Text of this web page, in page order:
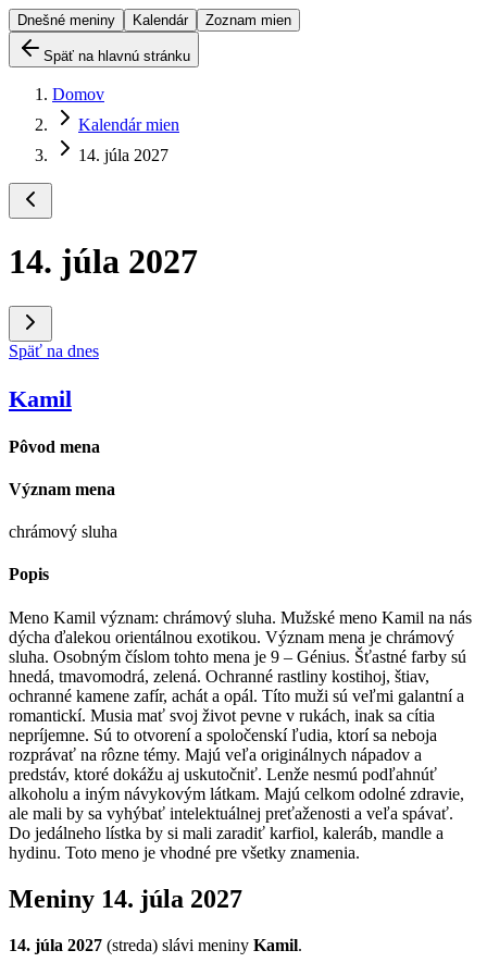
Dnešné meniny Kalendár Zoznam mien
Späť na hlavnú stránku
Domov
Kalendár mien
14. júla 2027
14. júla 2027
Späť na dnes
Kamil
Pôvod mena
Význam mena
chrámový sluha
Popis
Meno Kamil význam: chrámový sluha. Mužské meno Kamil na nás
dýcha ďalekou orientálnou exotikou. Význam mena je chrámový
sluha. Osobným číslom tohto mena je 9 – Génius. Šťastné farby sú
hnedá, tmavomodrá, zelená. Ochranné rastliny kostihoj, štiav,
ochranné kamene zafír, achát a opál. Títo muži sú veľmi galantní a
romantickí. Musia mať svoj život pevne v rukách, inak sa cítia
nepríjemne. Sú to otvorení a spoločenskí ľudia, ktorí sa neboja
rozprávať na rôzne témy. Majú veľa originálnych nápadov a
predstáv, ktoré dokážu aj uskutočniť. Lenže nesmú podľahnúť
alkoholu a iným návykovým látkam. Majú celkom odolné zdravie,
ale mali by sa vyhýbať intelektuálnej preťaženosti a veľa spávať.
Do jedálneho lístka by si mali zaradiť karfiol, kaleráb, mandle a
hydinu. Toto meno je vhodné pre všetky znamenia.
Meniny 14. júla 2027
14. júla 2027 (streda) slávi meniny Kamil.